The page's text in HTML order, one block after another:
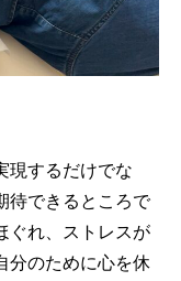
現するだけでな
待できるところで
ぐれ、ストレスが
分のために心を休